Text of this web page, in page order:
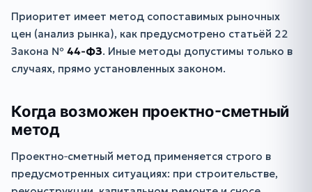
Приоритет имеет метод сопоставимых рыночных
цен (анализ рынка), как предусмотрено статьёй 22
Закона № 44‑ФЗ. Иные методы допустимы только в
случаях, прямо установленных законом.
Когда возможен проектно-сметный
метод
Проектно‑сметный метод применяется строго в
предусмотренных ситуациях: при строительстве,